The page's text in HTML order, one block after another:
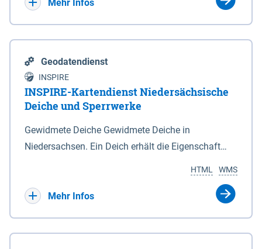
Mehr Infos
Geodatendienst
INSPIRE
INSPIRE-Kartendienst Niedersächsische
Deiche und Sperrwerke
Gewidmete Deiche Gewidmete Deiche in
Niedersachsen. Ein Deich erhält die Eigenschaft
Deichbehörde durch Verordnung ausspricht. Für
WMS
HTML
Mehr Infos